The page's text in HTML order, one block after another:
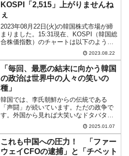
KOSPI「2,515」上がりませんね
ぇ
2023年08月22日(火)の韓国株式市場が締
まりました。15:31現在、KOSPI（韓国総
合株価指数）のチャートは以下のように
『Investing.com』より引用）。陰線で終
わりました。KOSPIは「2,515」...
2023.08.22
「毎回、最悪の結末に向かう韓国
の政治は世界中の人々の笑いの
種」
韓国では、李氏朝鮮からの伝統である
「声闘」が続いています。ただの政争で
す。外国から見れば大笑いなドタバタで
すが、大笑いな出来事であることは韓国
メディアも承知しています。韓国メディ
ア『朝鮮日報』の記事から一部を以下に
引いてみます。（前略）韓国...
2025.01.07
これも中国への圧力！ 「ファー
ウェイCFOの逮捕」と「チベット